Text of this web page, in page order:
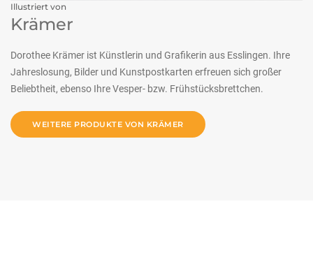
Illustriert von
Krämer
Dorothee Krämer ist Künstlerin und Grafikerin aus Esslingen. Ihre
Jahreslosung, Bilder und Kunstpostkarten erfreuen sich großer
Beliebtheit, ebenso Ihre Vesper- bzw. Frühstücksbrettchen.
WEITERE PRODUKTE VON KRÄMER